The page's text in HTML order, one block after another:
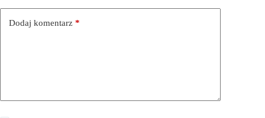
Dodaj komentarz *